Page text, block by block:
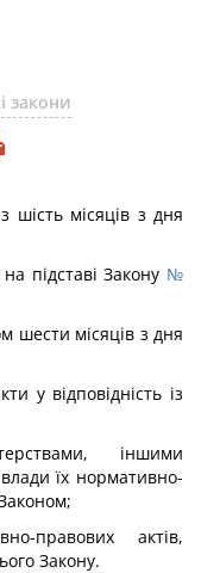
закони
шість місяців з дня
підставі Закону №
шести місяців з дня
у відповідність із
іншими
їх нормативно-
правових актів,
Закону.